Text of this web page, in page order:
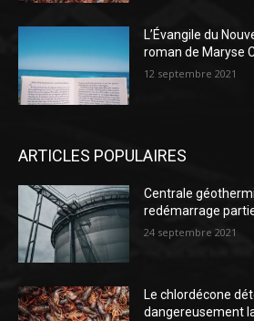
L’Évangile du
roman de Maryse
12 septembre 2021
ARTICLES POPULAIRES
Centrale
redémarrage
24 septembre 2021
Le chlordécone
dangereusement